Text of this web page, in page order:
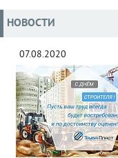
НОВОСТИ
07.08.2020